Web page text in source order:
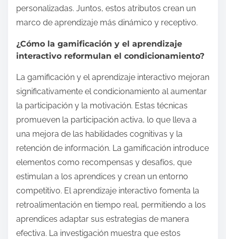
personalizadas. Juntos, estos atributos crean un
marco de aprendizaje más dinámico y receptivo.
¿Cómo la gamificación y el aprendizaje
interactivo reformulan el condicionamiento?
La gamificación y el aprendizaje interactivo mejoran
significativamente el condicionamiento al aumentar
la participación y la motivación. Estas técnicas
promueven la participación activa, lo que lleva a
una mejora de las habilidades cognitivas y la
retención de información. La gamificación introduce
elementos como recompensas y desafíos, que
estimulan a los aprendices y crean un entorno
competitivo. El aprendizaje interactivo fomenta la
retroalimentación en tiempo real, permitiendo a los
aprendices adaptar sus estrategias de manera
efectiva. La investigación muestra que estos